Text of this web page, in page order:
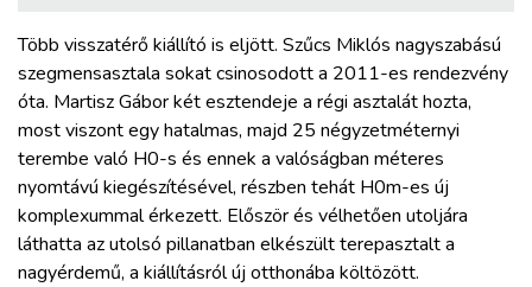
Több visszatérő kiállító is eljött. Szűcs Miklós nagyszabású
szegmensasztala sokat csinosodott a 2011-es rendezvény
óta. Martisz Gábor két esztendeje a régi asztalát hozta,
most viszont egy hatalmas, majd 25 négyzetméternyi
terembe való H0-s és ennek a valóságban méteres
nyomtávú kiegészítésével, részben tehát H0m-es új
komplexummal érkezett. Először és vélhetően utoljára
láthatta az utolsó pillanatban elkészült terepasztalt a
nagyérdemű, a kiállításról új otthonába költözött.